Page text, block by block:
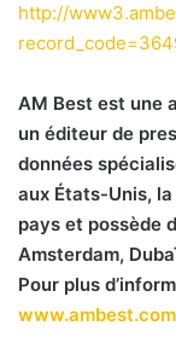
http://
AM Best est une
un éditeur de
données
aux États-Unis,
pays et possède
Amsterdam,
Pour plus
www.ambest.com